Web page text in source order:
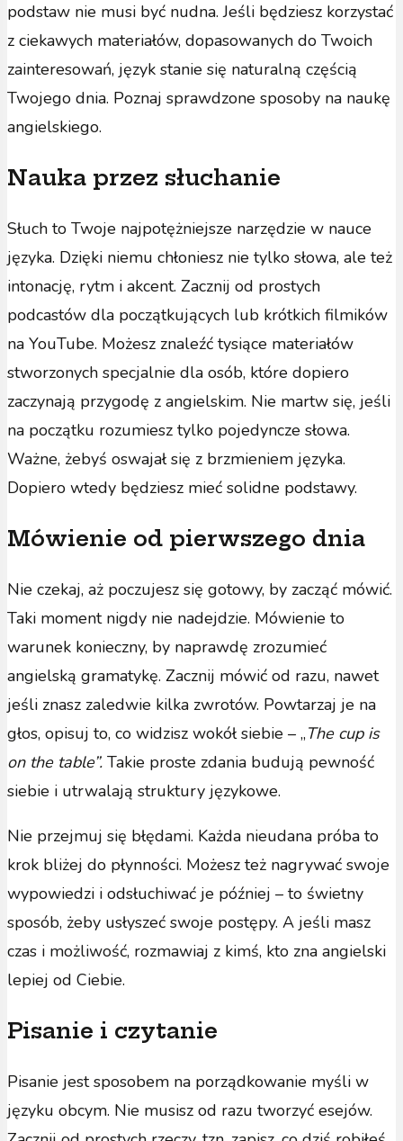
podstaw nie musi być nudna. Jeśli będziesz korzystać
z ciekawych materiałów, dopasowanych do Twoich
zainteresowań, język stanie się naturalną częścią
Twojego dnia. Poznaj sprawdzone sposoby na naukę
angielskiego.
Nauka przez słuchanie
Słuch to Twoje najpotężniejsze narzędzie w nauce
języka. Dzięki niemu chłoniesz nie tylko słowa, ale też
intonację, rytm i akcent. Zacznij od prostych
podcastów dla początkujących lub krótkich filmików
na YouTube. Możesz znaleźć tysiące materiałów
stworzonych specjalnie dla osób, które dopiero
zaczynają przygodę z angielskim. Nie martw się, jeśli
na początku rozumiesz tylko pojedyncze słowa.
Ważne, żebyś oswajał się z brzmieniem języka.
Dopiero wtedy będziesz mieć solidne podstawy.
Mówienie od pierwszego dnia
Nie czekaj, aż poczujesz się gotowy, by zacząć mówić.
Taki moment nigdy nie nadejdzie. Mówienie to
warunek konieczny, by naprawdę zrozumieć
angielską gramatykę. Zacznij mówić od razu, nawet
jeśli znasz zaledwie kilka zwrotów. Powtarzaj je na
głos, opisuj to, co widzisz wokół siebie – „The cup is
on the table”. Takie proste zdania budują pewność
siebie i utrwalają struktury językowe.
Nie przejmuj się błędami. Każda nieudana próba to
krok bliżej do płynności. Możesz też nagrywać swoje
wypowiedzi i odsłuchiwać je później – to świetny
sposób, żeby usłyszeć swoje postępy. A jeśli masz
czas i możliwość, rozmawiaj z kimś, kto zna angielski
lepiej od Ciebie.
Pisanie i czytanie
Pisanie jest sposobem na porządkowanie myśli w
języku obcym. Nie musisz od razu tworzyć esejów.